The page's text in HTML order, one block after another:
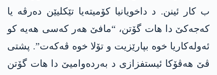
ب کار ئینن. د داخویانیا کۆمیتەیا تێکلیێن دەرڤە یا
كه‌جه‌كێ دا هات گۆتن، “مافێ هەر کەسی هەیە کو
ئەولەکاریا خوە بپارێزیت و تۆلا خوە ڤه‌كه‌ت”. پشتی
ڤێ هەڤۆکا ئیستفزازی د بەردەوامیێ دا هات گۆتن